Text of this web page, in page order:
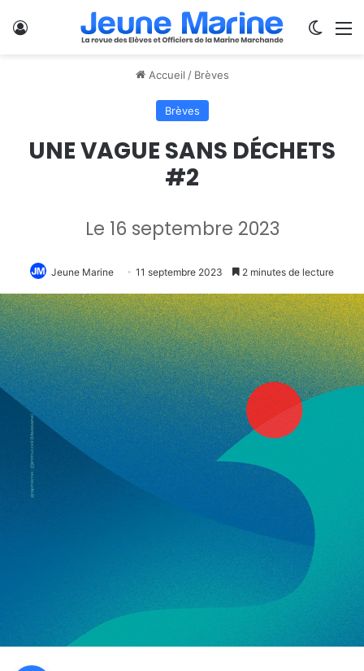
Se connecter
Accueil / Brèves
Brèves
UNE VAGUE SANS DÉCHETS
#2
Le 16 septembre 2023
Jeune Marine 11 septembre 2023 2 minutes de lecture